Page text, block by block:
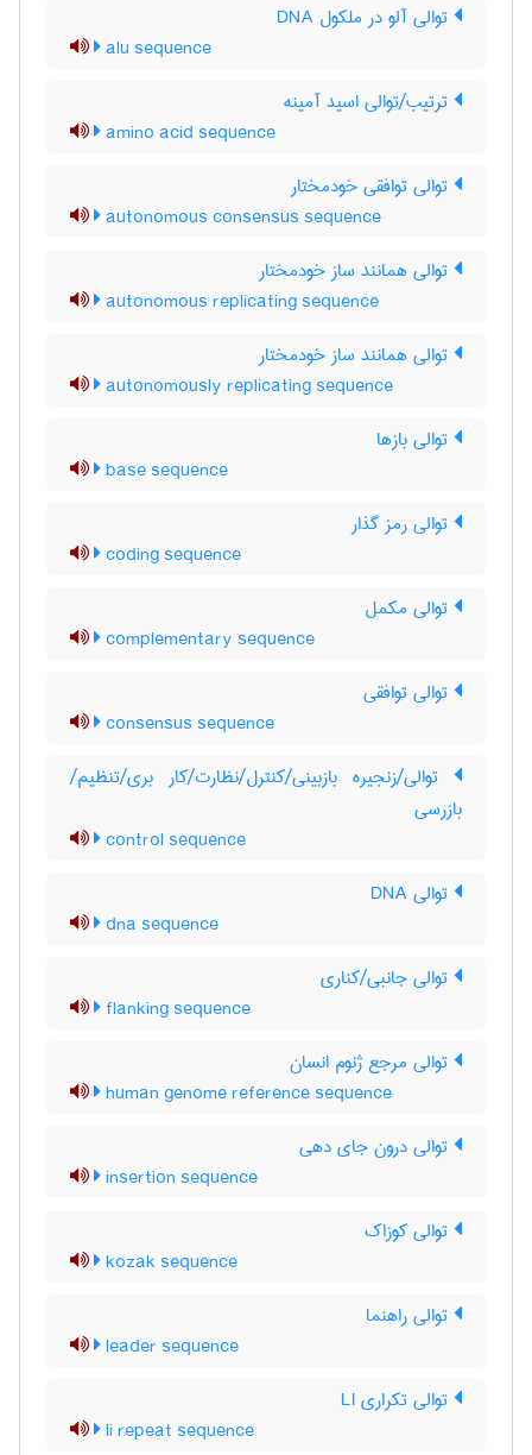
توالی آلو در ملکول DNA
alu sequence
ترتیب/توالی اسید آمینه
amino acid sequence
توالی توافقی خودمختار
autonomous consensus sequence
توالی همانند ساز خودمختار
autonomous replicating sequence
توالی همانند ساز خودمختار
autonomously replicating sequence
توالی بازها
base sequence
توالی رمز گذار
coding sequence
توالی مکمل
complementary sequence
توالی توافقی
consensus sequence
توالی/زنجیره بازبینی/کنترل/نظارت/کار بری/تنظیم/
بازرسی
control sequence
توالی DNA
dna sequence
توالی جانبی/کناری
flanking sequence
توالی مرجع ژنوم انسان
human genome reference sequence
توالی درون جای دهی
insertion sequence
توالی کوزاک
kozak sequence
توالی راهنما
leader sequence
توالی تکراری LI
li repeat sequence